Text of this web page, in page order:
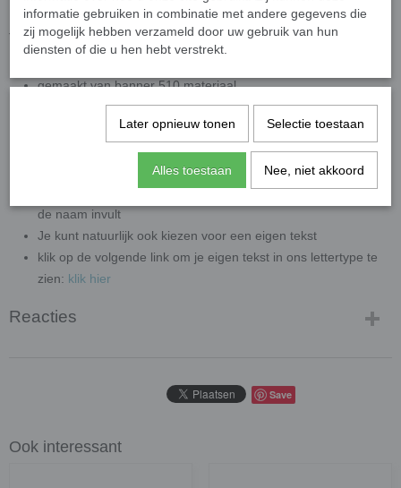
formaat 80x200 cm
gemaakt van banner 510 materiaal
Beschikbaar in 2 verschillende ontwerpen, met sterretjes of
levertijd is 4-5 werkdagen
Standaard kun je kiezen uit twee verschillende teksten
"Hoera een meisje" of "Hoera naam is geboren" waarbij je zelf
de naam invult
Je kunt natuurlijk ook kiezen voor een eigen tekst
klik op de volgende link om je eigen tekst in ons lettertype te
zien: klik hier
Reacties
Save
Ook interessant
informatie gebruiken in combinatie met andere gegevens die
zij mogelijk hebben verzameld door uw gebruik van hun
diensten of die u hen hebt verstrekt.
Later opnieuw tonen Selectie toestaan
Alles toestaan Nee, niet akkoord